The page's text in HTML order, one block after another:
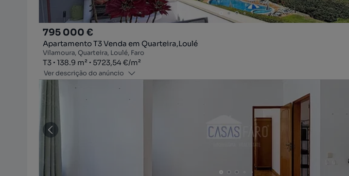
795 000 €
Apartamento T3 Venda em Quarteira,Loulé
Vilamoura, Quarteira, Loulé, Faro
Tipologia
T3
Zona138.9 m²
Preço por metro quadrado
5723,54 €/m²
Ver descrição do anúncio